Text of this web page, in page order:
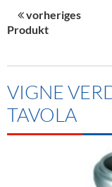
Unser
Kontakt
Angebote
Neuigkeiten
Termine
MARKEN &
Sirup
Spirituosen
Alkoholfreie
vorheriges
Produkt
VIGNE
TAVOLA